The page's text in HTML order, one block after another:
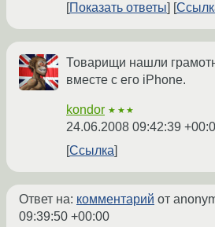
Показать ответы
Товарищи нашли
вместе с его iPhone.
kondor ★★★
24.06.2008 09:42:39
Ссылка
Ответ на: комментарий от
09:39:50 +00:00